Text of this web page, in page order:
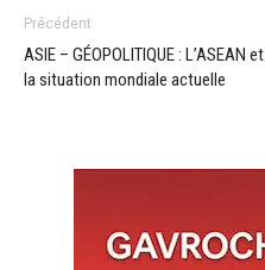
Précédent
ASIE – GÉOPOLITIQUE : L’ASEAN et
la situation mondiale actuelle